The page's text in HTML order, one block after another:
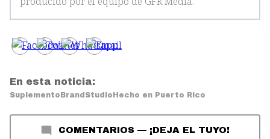
En esta noticia:
SuplementoBrandStudioHecho en Puerto Rico
COMENTARIOS — ¡DEJA EL TUYO!